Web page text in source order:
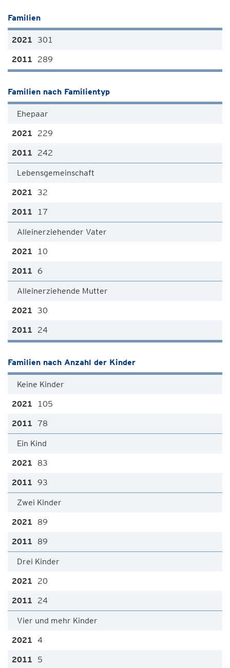
Familien
301
289
Familien nach Familientyp
Ehepaar
229
242
Lebensgemeinschaft
32
17
Alleinerziehender Vater
10
6
Alleinerziehende Mutter
30
24
Familien nach Anzahl der Kinder
Keine Kinder
105
78
Ein Kind
83
93
Zwei Kinder
89
89
Drei Kinder
20
24
Vier und mehr Kinder
4
5